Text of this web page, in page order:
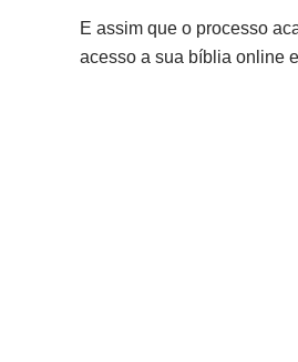
E assim que o processo
acesso a sua bíblia online